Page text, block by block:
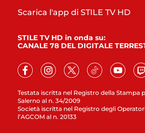
Testata iscritta nel Registro della Stampa
Salerno al n. 34/2009
Società iscritta nel Registro degli
l’AGCOM al n. 20133
Scarica l'app di STILE TV HD
STILE TV HD in onda su:
CANALE 78 DEL DIGITALE